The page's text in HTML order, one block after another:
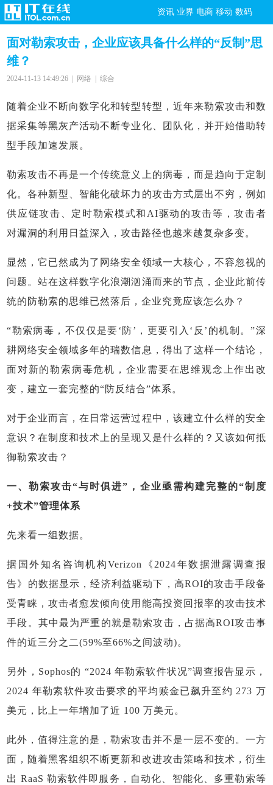
资讯 业界 电商 移动 数码
面对勒索攻击，企业应该具备什么样的“反制”思
维？
2024-11-13 14:49:26 | 网络 | 综合
随着企业不断向数字化和转型转型，近年来勒索攻击和数
据采集等黑灰产活动不断专业化、团队化，并开始借助转
型手段加速发展。
勒索攻击不再是一个传统意义上的病毒，而是趋向于定制
化。各种新型、智能化破坏力的攻击方式层出不穷，例如
供应链攻击、定时勒索模式和AI驱动的攻击等，攻击者
对漏洞的利用日益深入，攻击路径也越来越复杂多变。
显然，它已然成为了网络安全领域一大核心，不容忽视的
问题。站在这样数字化浪潮汹涌而来的节点，企业此前传
统的防勒索的思维已然落后，企业究竟应该怎么办？
“勒索病毒，不仅仅是要‘防’，更要引入‘反’的机制。”深
耕网络安全领域多年的瑞数信息，得出了这样一个结论，
面对新的勒索病毒危机，企业需要在思维观念上作出改
变，建立一套完整的“防反结合”体系。
对于企业而言，在日常运营过程中，该建立什么样的安全
意识？在制度和技术上的呈现又是什么样的？又该如何抵
御勒索攻击？
一、勒索攻击“与时俱进”，企业亟需构建完整的“制度
+技术”管理体系
先来看一组数据。
据国外知名咨询机构Verizon《2024年数据泄露调查报
告》的数据显示，经济利益驱动下，高ROI的攻击手段备
受青睐，攻击者愈发倾向使用能高投资回报率的攻击技术
手段。其中最为严重的就是勒索攻击，占据高ROI攻击事
件的近三分之二(59%至66%之间波动)。
另外，Sophos的 “2024 年勒索软件状况”调查报告显示，
2024 年勒索软件攻击要求的平均赎金已飙升至约 273 万
美元，比上一年增加了近 100 万美元。
此外，值得注意的是，勒索攻击并不是一层不变的。一方
面，随着黑客组织不断更新和改进攻击策略和技术，衍生
出 RaaS 勒索软件即服务，自动化、智能化、多重勒索等